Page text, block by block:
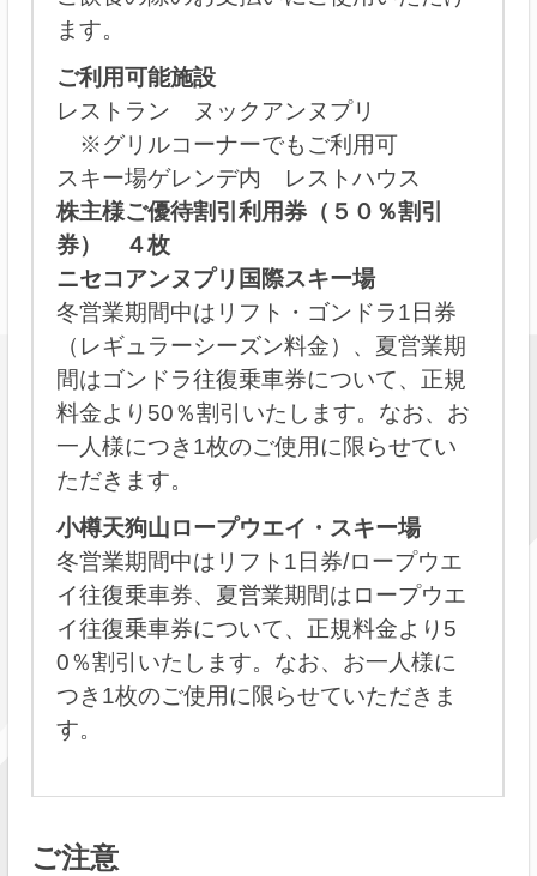
ます。
ご利用可能施設
レストラン ヌックアンヌプリ
※グリルコーナーでもご利用可
スキー場ゲレンデ内 レストハウス
株主様ご優待割引利用券（５０％割引
券） ４枚
ニセコアンヌプリ国際スキー場
冬営業期間中はリフト・ゴンドラ1日券
（レギュラーシーズン料金）、夏営業期
間はゴンドラ往復乗車券について、正規
料金より50％割引いたします。なお、お
一人様につき1枚のご使用に限らせてい
ただきます。
小樽天狗山ロープウエイ・スキー場
冬営業期間中はリフト1日券/ロープウエ
イ往復乗車券、夏営業期間はロープウエ
イ往復乗車券について、正規料金より5
0％割引いたします。なお、お一人様に
つき1枚のご使用に限らせていただきま
す。
ご注意